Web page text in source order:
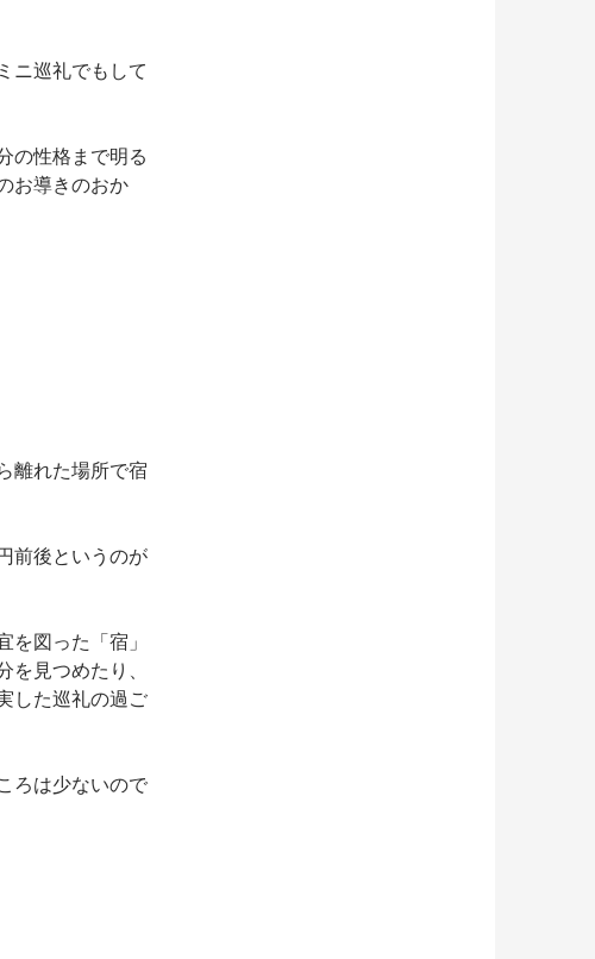
ニ巡礼でもして
の性格まで明る
お導きのおか
離れた場所で宿
前後というのが
を図った「宿」
見つめたり、
した巡礼の過ご
ろは少ないので